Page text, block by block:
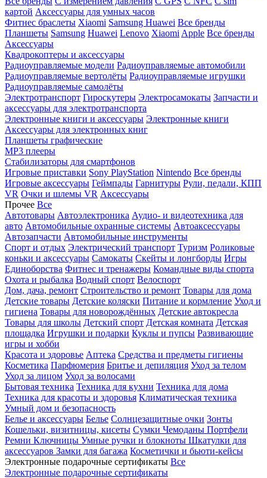
картой Аксессуары для умных часов
Фитнес браслеты Xiaomi Samsung Huawei Все бренды
Планшеты Samsung Huawei Lenovo Xiaomi Apple Все бренды
Аксессуары
Квадрокоптеры и аксессуары
Радиоуправляемые модели Радиоуправляемые автомобили
Радиоуправляемые вертолёты Радиоуправляемые игрушки
Радиоуправляемые самолёты
Электротранспорт Гироскутеры Электросамокаты Запчасти и
аксессуары для электротранспорта
Электронные книги и аксессуары Электронные книги
Аксессуары для электронных книг
Планшеты графические
MP3 плееры
Стабилизаторы для смартфонов
Игровые приставки Sony PlayStation Nintendo Все бренды
Игровые аксессуары Геймпады Гарнитуры Рули, педали, КПП
VR Очки и шлемы VR Аксессуары
Прочее Все
Автотовары Автоэлектроника Аудио- и видеотехника для
авто Автомобильные охранные системы Автоаксессуары
Автозапчасти Автомобильные инструменты
Спорт и отдых Электрический транспорт Туризм Роликовые
коньки и аксессуары Самокаты Скейты и лонгборды Игры
Единоборства Фитнес и тренажеры Командные виды спорта
Охота и рыбалка Водный спорт Велоспорт
Дом, дача, ремонт Строительство и ремонт Товары для дома
Детские товары Детские коляски Питание и кормление Уход и
гигиена Товары для новорождённых Детские автокресла
Товары для школы Детский спорт Детская комната Детская
площадка Игрушки и подарки Куклы и пупсы Развивающие
игры и хобби
Красота и здоровье Аптека Средства и предметы гигиены
Косметика Парфюмерия Бритье и депиляция Уход за телом
Уход за лицом Уход за волосами
Бытовая техника Техника для кухни Техника для дома
Техника для красоты и здоровья Климатическая техника
Умный дом и безопасность
Белье и аксессуары Белье Солнцезащитные очки Зонты
Кошельки, визитницы, кисеты Сумки Чемоданы Портфели
Ремни Ключницы Умные ручки и блокноты Шкатулки для
аксессуаров Замки для багажа Косметички и бьюти-кейсы
Электронные подарочные сертификаты Все
Электронные подарочные сертификаты